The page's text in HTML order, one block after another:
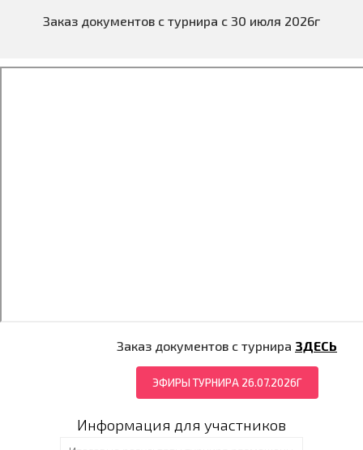
Заказ документов с турнира с 30 июля 2026г
Заказ документов с турнира ЗДЕСЬ
ЭФИРЫ ТУРНИРА 26.07.2026Г
Информация для участников